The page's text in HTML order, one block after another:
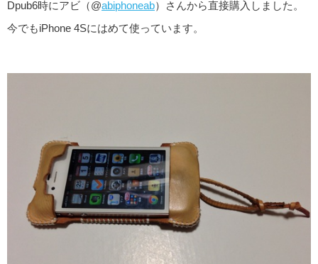
Dpub6時にアビ（@abiphoneab）さんから直接購入しました。
今でもiPhone 4Sにはめて使っています。